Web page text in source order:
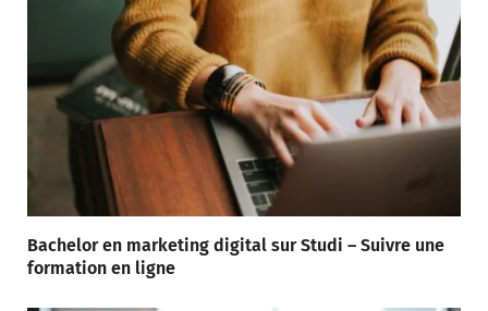
Bachelor en marketing digital sur Studi – Suivre une
formation en ligne